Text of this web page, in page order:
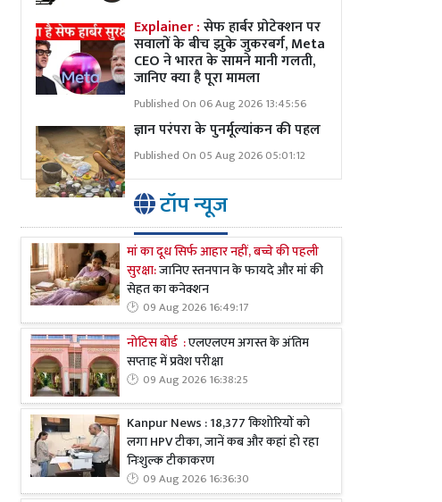
Explainer :सेफ हार्बर प्रोटेक्शन पर
सवालों के बीच झुके जुकरबर्ग, Meta
CEO ने भारत के सामने मानी गलती,
जानिए क्या है पूरा मामला
Published On 06 Aug 2026 13:45:56
ज्ञान परंपरा के पुनर्मूल्यांकन की पहल
Published On 05 Aug 2026 05:01:12
टॉप न्यूज
मां का दूध सिर्फ आहार नहीं, बच्चे की पहली
सुरक्षा:जानिए स्तनपान के फायदे और मां की
सेहत का कनेक्शन
09 Aug 2026 16:49:17
नोटिस बोर्ड :एलएलएम अगस्त के अंतिम
सप्ताह में प्रवेश परीक्षा
09 Aug 2026 16:38:25
Kanpur News : 18,377 किशोरियों को
लगा HPV टीका, जानें कब और कहां हो रहा
निःशुल्क टीकाकरण
09 Aug 2026 16:36:30